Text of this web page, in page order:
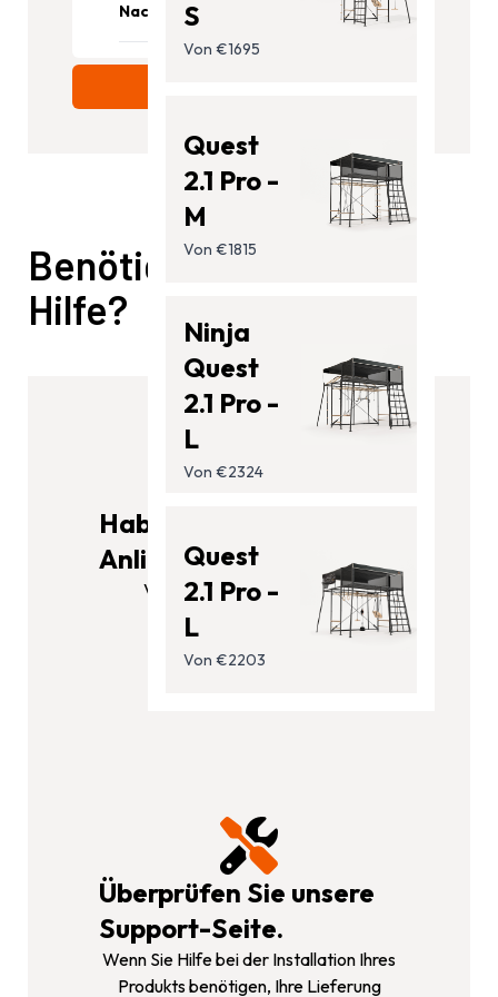
Zubehör
Nachrichten
Blog
S
Von €1695
Quest
2.1 Pro -
M
Von €1815
Ninja
Quest
2.1 Pro -
L
Von €2324
Quest
2.1 Pro -
L
Von €2203
Benötigen Sie weitere
Hilfe?
Haben Sie ein großes
Anliegen?
Vertriebs- und Serviceleiter
Telefon: 0800 000 6457
Vuly Support
Überprüfen Sie unsere
Support-Seite.
Wenn Sie Hilfe bei der Installation Ihres
Produkts benötigen, Ihre Lieferung